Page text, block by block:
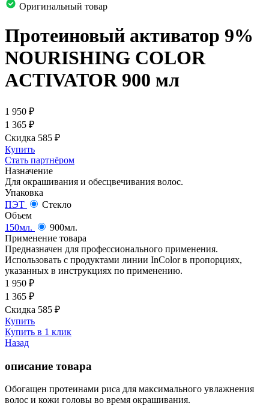
Оригинальный товар
Протеиновый активатор 9%
NOURISHING COLOR
ACTIVATOR 900 мл
1 950 ₽
1 365 ₽
Скидка 585 ₽
Купить
Стать партнёром
Назначение
Для окрашивания и обесцвечивания волос.
Упаковка
ПЭТ
Стекло
Объем
150мл.
900мл.
Применение товара
Предназначен для профессионального применения.
Использовать с продуктами линии InColor в пропорциях,
указанных в инструкциях по применению.
1 950 ₽
1 365 ₽
Скидка 585 ₽
Купить
Купить в 1 клик
Назад
описание товара
Обогащен протеинами риса для максимального увлажнения
волос и кожи головы во время окрашивания.